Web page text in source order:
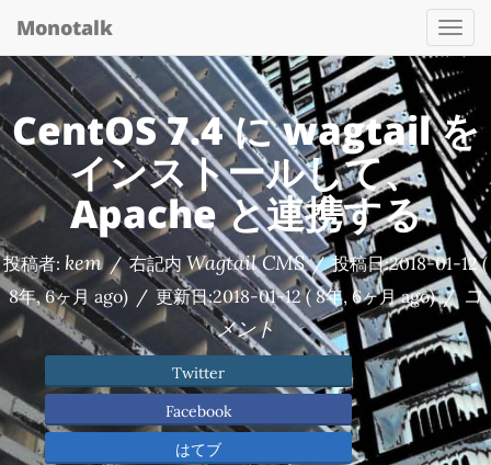
Monotalk
CentOS 7.4 に wagtail を
インストールして、
Apache と連携する
投稿者: kem / 右記内Wagtail CMS / 投稿日:2018-01-12(
8年, 6ヶ月 ago) / 更新日:2018-01-12( 8年, 6ヶ月 ago) / コ
メント
Twitter
Facebook
はてブ